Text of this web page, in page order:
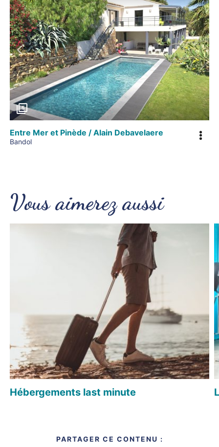
Précédent
5
Entre Mer et Pinède / Alain Debavelaere
Bandol
Vous aimerez aussi
Hébergements last minute
PARTAGER CE CONTENU :